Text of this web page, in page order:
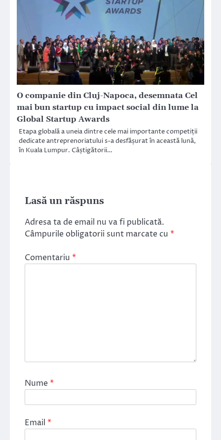
O companie din Cluj-Napoca, desemnata Cel
mai bun startup cu impact social din lume la
Global Startup Awards
Etapa globală a uneia dintre cele mai importante competiții
dedicate antreprenoriatului s-a desfășurat în această lună,
în Kuala Lumpur. Câștigătorii…
Lasă un răspuns
Adresa ta de email nu va fi publicată.
Câmpurile obligatorii sunt marcate cu *
Comentariu *
Nume*
Email *